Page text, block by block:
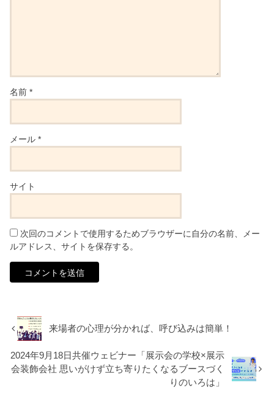
名前*
メール*
サイト
次回のコメントで使用するためブラウザーに自分の名前、メー
ルアドレス、サイトを保存する。
来場者の心理が分かれば、呼び込みは簡単！
2024年9月18日共催ウェビナー「展示会の学校×展示
会装飾会社 思いがけず立ち寄りたくなるブースづく
りのいろは」